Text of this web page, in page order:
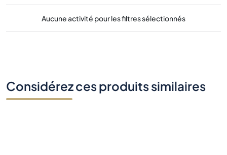
Aucune activité pour les filtres sélectionnés
Considérez ces produits similaires